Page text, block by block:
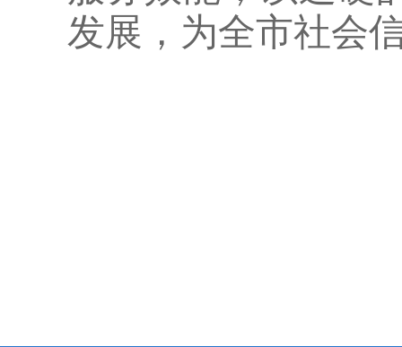
发展，为全市社会